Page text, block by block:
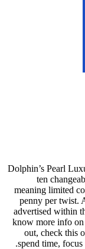
Dolphin’s Pearl
ten
meaning limited
penny per twist.
advertised within
know more info on
out, check this
spend time,